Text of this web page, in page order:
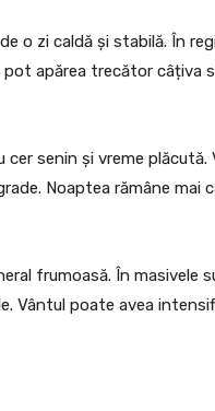
o zi caldă și stabilă. În
apărea trecător câțiva
senin și vreme
Noaptea rămâne mai
frumoasă. În masivele
Vântul poate avea